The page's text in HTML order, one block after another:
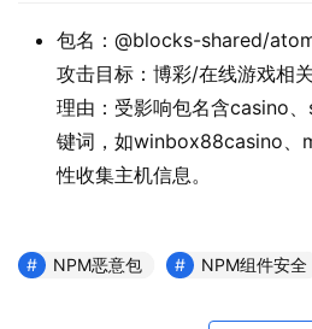
包名：@blocks-shared/
攻击目标：博彩/在线游戏相
理由：受影响包名含casino
键词，如winbox88casino、
性收集主机信息。
NPM恶意包 NPM组件安全